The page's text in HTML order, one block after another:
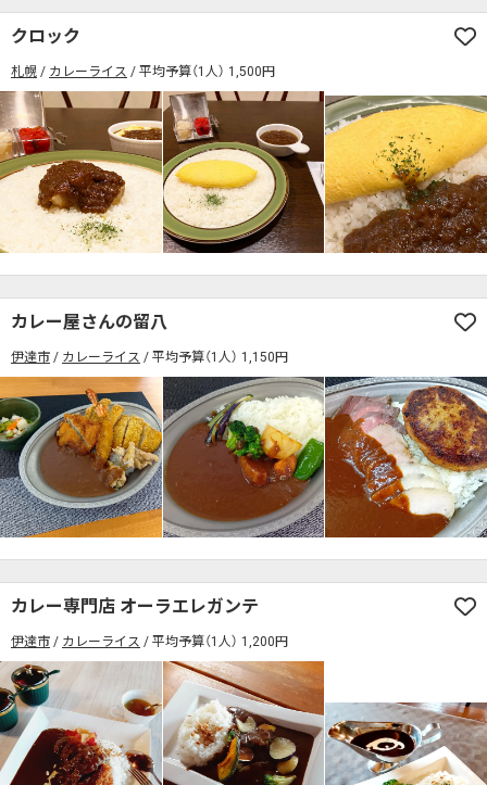
クロック
札幌 カレーライス 平均予算（1人） 1,500円
カレー屋さんの留八
伊達市 カレーライス 平均予算（1人） 1,150円
カレー専門店 オーラエレガンテ
伊達市 カレーライス 平均予算（1人） 1,200円